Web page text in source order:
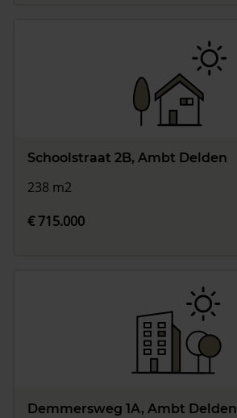
Schoolstraat 2B, Ambt Delden
238 m2
€ 715.000
Demmersweg 1A, Ambt Delden